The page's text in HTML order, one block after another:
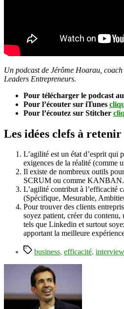
Un podcast de Jérôme Hoarau,
Leaders Entrepreneurs.
Pour télécharger le podcast
Pour l’écouter sur iTunes
Pour l’écoutez sur Stitcher
Les idées clefs à retenir
L’agilité est un état d’esprit qui
exigences de la réalité (comme
Il existe de nombreux outils
SCRUM ou comme KANBAN.
L’agilité contribut à l’efficacité
(Spécifique, Mesurable,
Pour trouver des clients
soyez patient, créer du contenu,
tels que Linkedin et surtout
apportant la meilleure
Étiquettes
business, efficacité, interview